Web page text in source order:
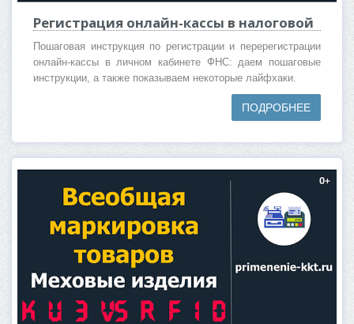
Регистрация онлайн-кассы в налоговой
Пошаговая инструкция по регистрации и перерегистрации
онлайн-кассы в личном кабинете ФНС: даем пошаговые
инструкции, а также показываем некоторые лайфхаки.
ПОДРОБНЕЕ